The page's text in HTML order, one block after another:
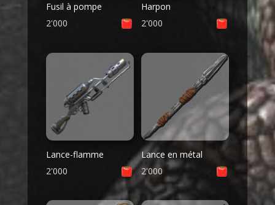
Fusil à pompe
2'000
Harpon
2'000
Lance-flamme
2'000
Lance en métal
2'000